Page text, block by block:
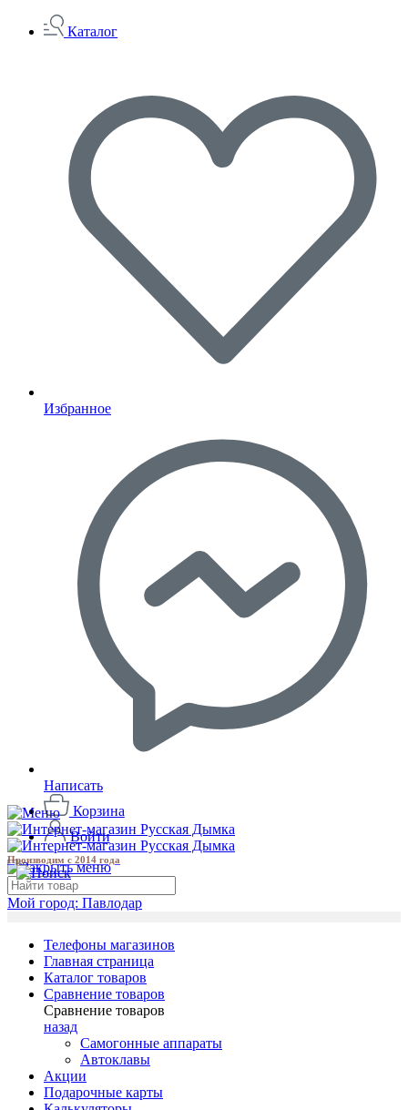
Каталог
Избранное
Написать
Корзина
Войти
Производим с 2014 года
Мой город: Павлодар
Телефоны магазинов
Главная страница
Каталог товаров
Сравнение товаров
Сравнение товаров
назад
Самогонные аппараты
Автоклавы
Акции
Подарочные карты